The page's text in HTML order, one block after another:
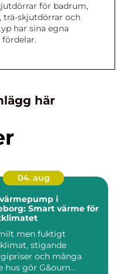
för badrum,
trä-skjutdörrar och
har sina egna
fördelar.
här
04. aug
i
Smart värme för
men fuktigt
stigande
och många
hus gör G&oum...